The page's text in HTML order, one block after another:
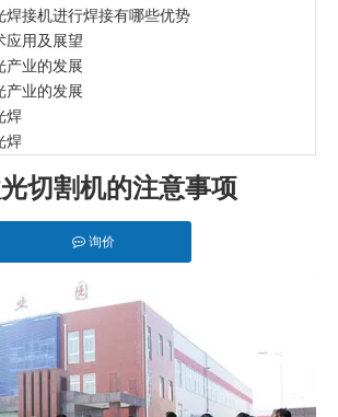
焊接机进行焊接有哪些优势
应用及展望
产业的发展
产业的发展
焊
焊
切割机的注意事项
询价